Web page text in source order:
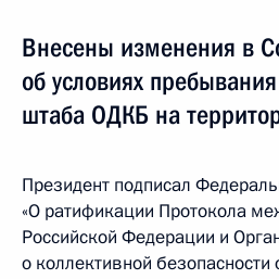
Внесены изменения в
об условиях
штаба ОДКБ на
Президент подписал
«О ратификации Протокола
Российской Федерации и
о коллективной